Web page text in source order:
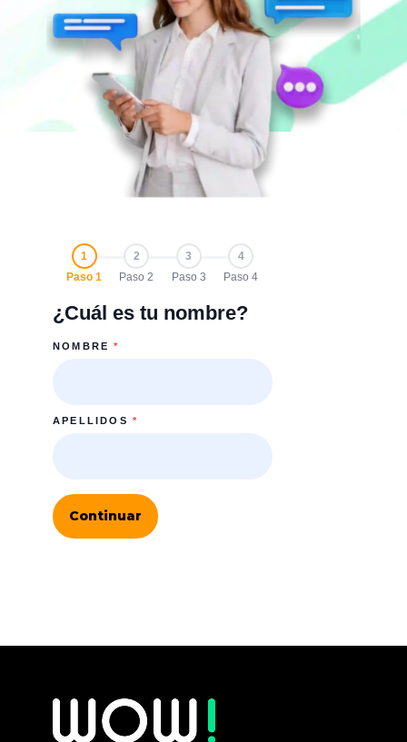
1
Paso 1
2
Paso 2
3
Paso 3
4
Paso 4
¿Cuál es tu nombre?
NOMBRE*
APELLIDOS *
Continuar